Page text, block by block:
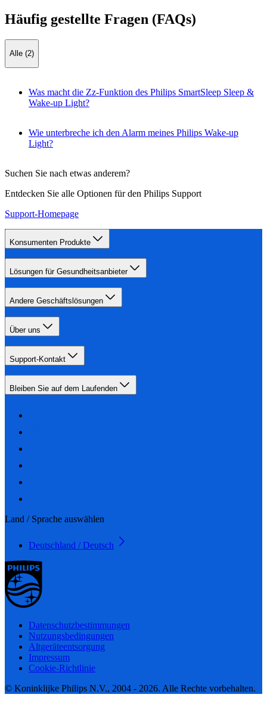
Häufig gestellte Fragen (FAQs)
Alle (2)
Was macht die Zz-Funktion des Philips SmartSleep Sleep &
Wake-up Light?
Wie unterbreche ich den Alarm meines Philips Wake-up
Light?
Suchen Sie nach etwas anderem?
Entdecken Sie alle Optionen für den Philips Support
Support-Homepage
Konsumenten Produkte
Lösungen für Gesundheitsanbieter
Andere Geschäftslösungen
Über uns
Support-Kontakt
Bleiben Sie auf dem Laufenden
Land / Sprache auswählen
Deutschland / Deutsch
Datenschutzbestimmungen
Nutzungsbedingungen
Altgeräteentsorgung
Impressum
Cookie-Richtlinie
© Koninklijke Philips N.V., 2004 - 2026. Alle Rechte vorbehalten.